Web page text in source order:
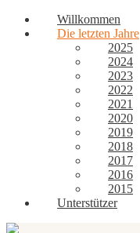
Willkommen
Die letzten Jahre
2025
2024
2023
2022
2021
2020
2019
2018
2017
2016
2015
Unterstützer